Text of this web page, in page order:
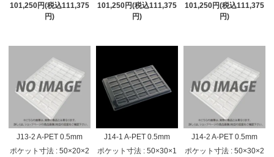
101,250円(税込111,375
円)
101,250円(税込111,375
円)
101,250円(税込111,375
円)
J13-2 A-PET 0.5mm
ポケット寸法 : 50×20×2
J14-1 A-PET 0.5mm
ポケット寸法 : 50×30×1
J14-2 A-PET 0.5mm
ポケット寸法 : 50×30×2